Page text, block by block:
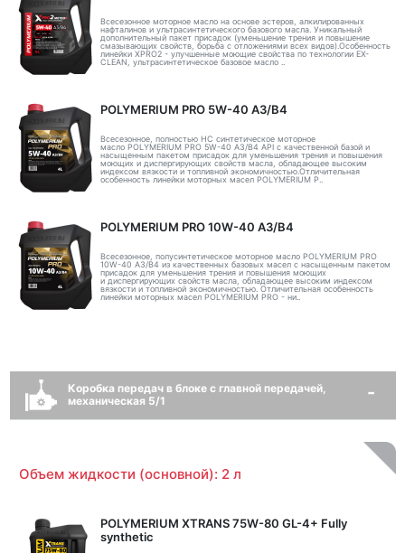
Всесезонное моторное масло на основе эстеров, алкилированных
нафталинов и ультрасинтетического базового масла. Уникальный
дополнительный пакет присадок (уменьшение трения и повышение
смазывающих свойств, борьба с отложениями всех видов).Особенность
линейки XPRO2 - улучшенные моющие свойства по технологии EX-
CLEAN, ультрасинтетическое базовое масло ..
POLYMERIUM PRO 5W-40 A3/B4
Всесезонное, полностью HC синтетическое моторное
масло POLYMERIUM PRO 5W-40 A3/B4 API с качественной базой и
насыщенным пакетом присадок для уменьшения трения и повышения
моющих и диспергирующих свойств масла, обладающее высоким
индексом вязкости и топливной экономичностью.Отличительная
особенность линейки моторных масел POLYMERIUM P..
POLYMERIUM PRO 10W-40 A3/B4
Всесезонное, полусинтетическое моторное масло POLYMERIUM PRO
10W-40 A3/B4 из качественных базовых масел с насыщенным пакетом
присадок для уменьшения трения и повышения моющих
и диспергирующих свойств масла, обладающее высоким индексом
вязкости и топливной экономичностью. Отличительная особенность
линейки моторных масел POLYMERIUM PRO - ни..
Коробка передач в блоке с главной передачей,
механическая 5/1
Объем жидкости (основной): 2 л
POLYMERIUM XTRANS 75W-80 GL-4+ Fully
synthetic